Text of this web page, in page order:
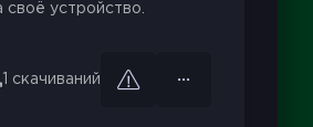
своё устройство.
1 скачиваний